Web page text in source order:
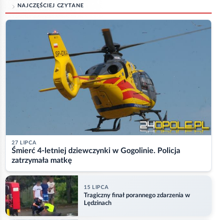
NAJCZĘŚCIEJ CZYTANE
27 LIPCA
Śmierć 4-letniej dziewczynki w Gogolinie. Policja
zatrzymała matkę
15 LIPCA
Tragiczny finał porannego zdarzenia w
Lędzinach